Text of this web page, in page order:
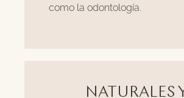
como la odontología.
NATURALES